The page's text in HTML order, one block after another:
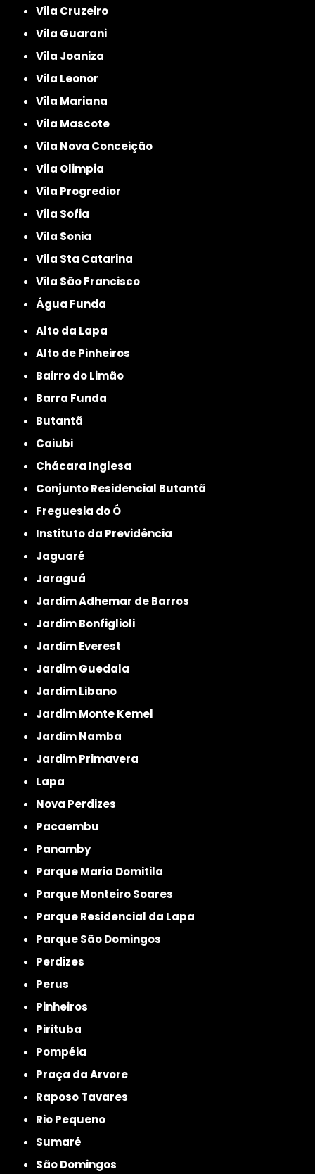
Vila Cruzeiro
Vila Guarani
Vila Joaniza
Vila Leonor
Vila Mariana
Vila Mascote
Vila Nova Conceição
Vila Olimpia
Vila Progredior
Vila Sofia
Vila Sonia
Vila Sta Catarina
Vila São Francisco
Água Funda
Alto da Lapa
Alto de Pinheiros
Bairro do Limão
Barra Funda
Butantã
Caiubi
Chácara Inglesa
Conjunto Residencial Butantã
Freguesia do Ó
Instituto da Previdência
Jaguaré
Jaraguá
Jardim Adhemar de Barros
Jardim Bonfiglioli
Jardim Everest
Jardim Guedala
Jardim Libano
Jardim Monte Kemel
Jardim Namba
Jardim Primavera
Lapa
Nova Perdizes
Pacaembu
Panamby
Parque Maria Domitila
Parque Monteiro Soares
Parque Residencial da Lapa
Parque São Domingos
Perdizes
Perus
Pinheiros
Pirituba
Pompéia
Praça da Arvore
Raposo Tavares
Rio Pequeno
Sumaré
São Domingos